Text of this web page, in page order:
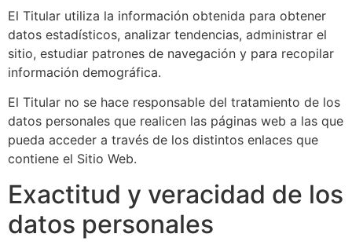
El Titular utiliza la información obtenida para obtener
datos estadísticos, analizar tendencias, administrar el
sitio, estudiar patrones de navegación y para recopilar
información demográfica.
El Titular no se hace responsable del tratamiento de los
datos personales que realicen las páginas web a las que
pueda acceder a través de los distintos enlaces que
contiene el Sitio Web.
Exactitud y veracidad de los
datos personales